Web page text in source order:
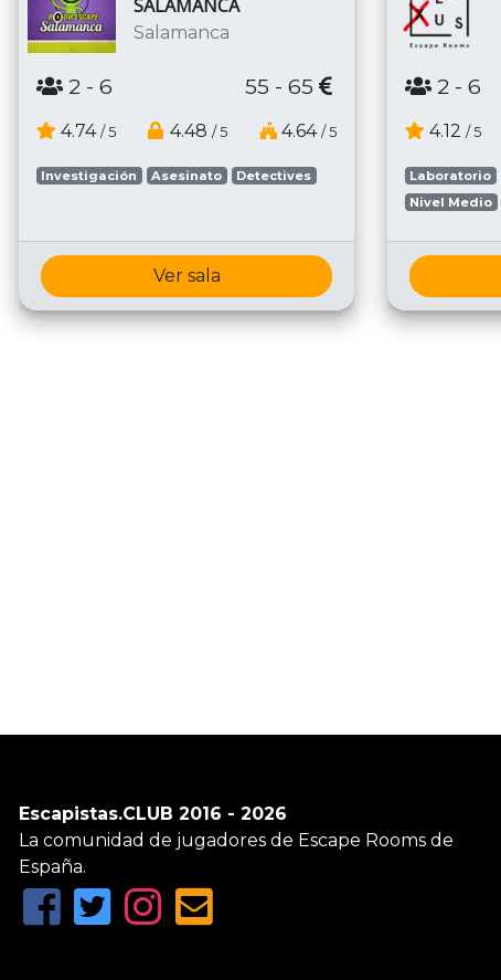
SALAMANCA
Salamanca
2 - 6 55 - 65
4.74 / 5 4.48 / 5 4.64 / 5
Investigación Asesinato Detectives
Ver sala
2 - 6
4.12 / 5
Laboratorio
Nivel Medio
Escapistas.CLUB 2016 - 2026
La comunidad de jugadores de Escape Rooms de
España.